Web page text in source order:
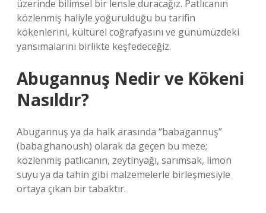
üzerinde bilimsel bir lensle duracağız. Patlıcanın
közlenmiş haliyle yoğurulduğu bu tarifin
kökenlerini, kültürel coğrafyasını ve günümüzdeki
yansımalarını birlikte keşfedeceğiz.
Abugannuş Nedir ve Kökeni
Nasıldır?
Abugannuş ya da halk arasında “babagannuş”
(baba ghanoush) olarak da geçen bu meze;
közlenmiş patlıcanın, zeytinyağı, sarımsak, limon
suyu ya da tahin gibi malzemelerle birleşmesiyle
ortaya çıkan bir tabaktır.